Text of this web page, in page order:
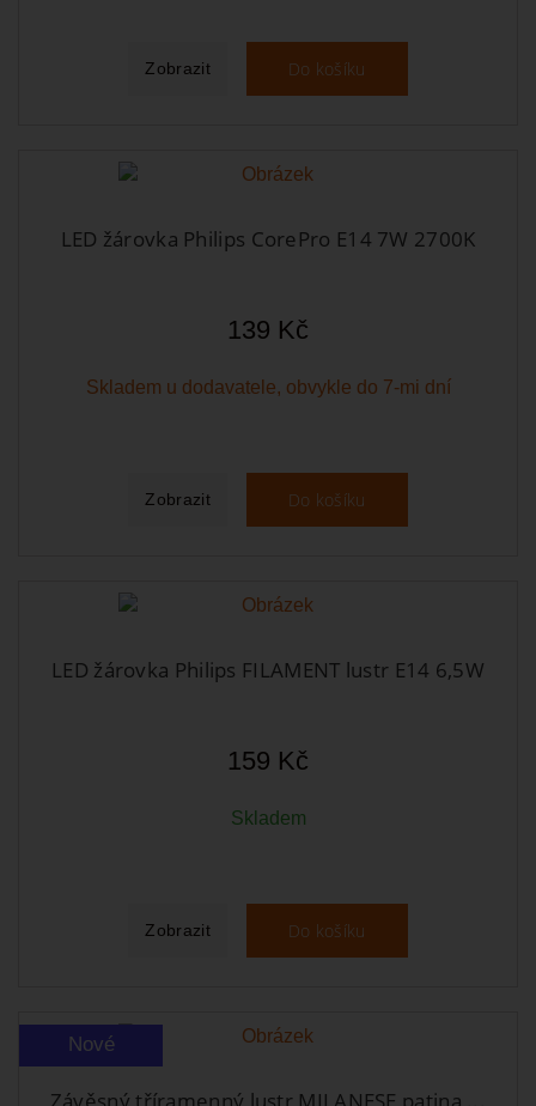
Zobrazit Do košíku
LED žárovka Philips CorePro E14 7W 2700K
139 Kč
Skladem u dodavatele, obvykle do 7-mi dní
Zobrazit Do košíku
LED žárovka Philips FILAMENT lustr E14 6,5W
159 Kč
Skladem
Zobrazit Do košíku
Nové
Závěsný tříramenný lustr MILANESE patina,...